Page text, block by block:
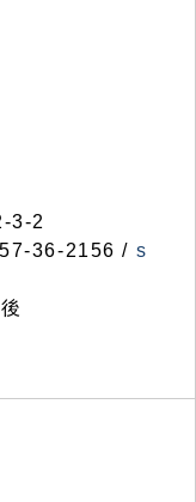
3-2
36-2156 / s